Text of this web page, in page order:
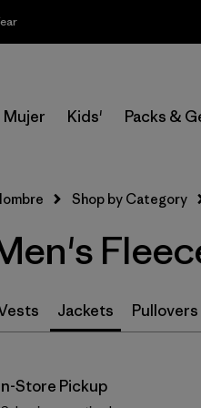
Mujer Kids' Packs &
Shop by Category
Jackets Pullovers
Store Pickup